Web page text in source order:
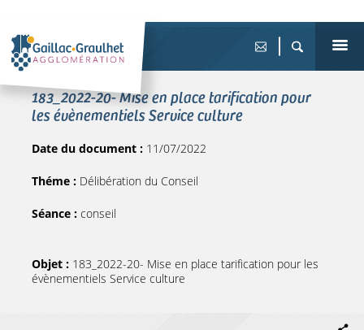
183_2022-20- Mise en place tarification pour
les évènementiels Service culture
Date du document : 11/07/2022
Théme : Délibération du Conseil
Séance : conseil
Objet : 183_2022-20- Mise en place tarification pour les
évènementiels Service culture